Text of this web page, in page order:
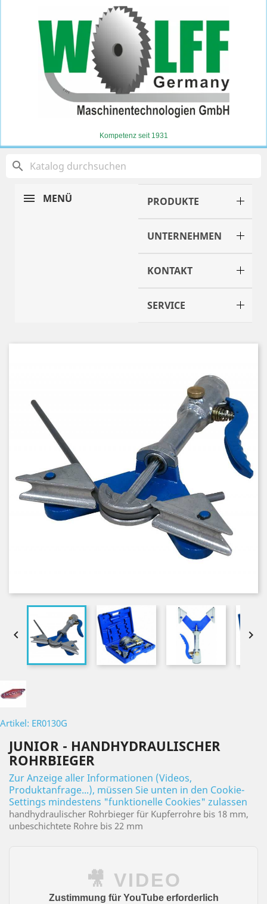
Kompetenz seit 1931
search
MENÜ PRODUKTE
UNTERNEHMEN
KONTAKT
SERVICE
 
Artikel: ER0130G
JUNIOR - HANDHYDRAULISCHER
ROHRBIEGER
Zur Anzeige aller Informationen (Videos,
Produktanfrage...), müssen Sie unten in den Cookie-
Settings mindestens "funktionelle Cookies" zulassen
handhydraulischer Rohrbieger für Kupferrohre bis 18 mm,
unbeschichtete Rohre bis 22 mm
🎥 VIDEO
Zustimmung für YouTube erforderlich